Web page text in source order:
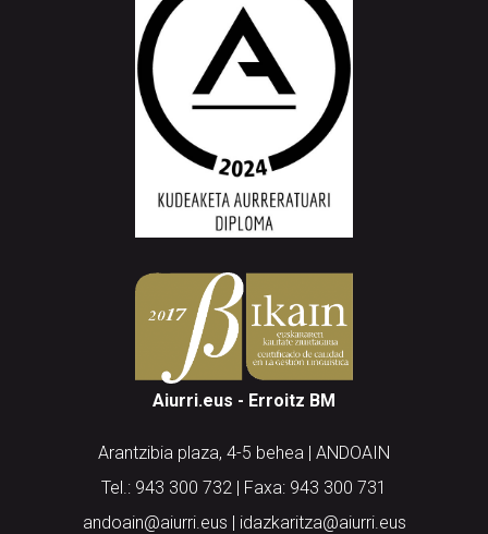
Aiurri.eus - Erroitz BM
Arantzibia plaza, 4-5 behea | ANDOAIN
Tel.: 943 300 732 | Faxa: 943 300 731
andoain@aiurri.eus | idazkaritza@aiurri.eus